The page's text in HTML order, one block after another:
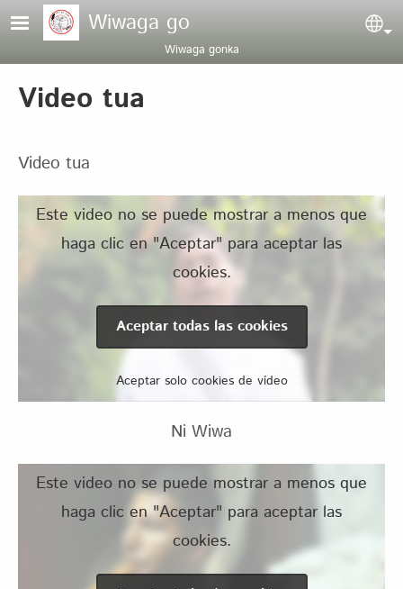
Pasar al contenido principal
Wiwaga go
Wiwaga gonka
Video tua
Video tua
Este video no se puede mostrar a menos que
haga clic en "Aceptar" para aceptar las
cookies.
Aceptar todas las cookies
Aceptar solo cookies de vídeo
Ni Wiwa
Este video no se puede mostrar a menos que
haga clic en "Aceptar" para aceptar las
cookies.